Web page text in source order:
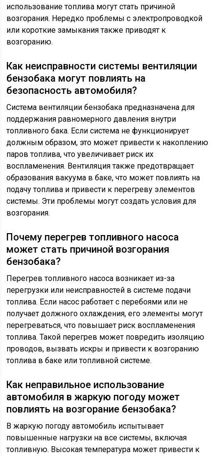
использование топлива могут стать причиной
возгорания. Нередко проблемы с электропроводкой
или короткие замыкания также приводят к
возгоранию.
Как неисправности системы вентиляции
бензобака могут повлиять на
безопасность автомобиля?
Система вентиляции бензобака предназначена для
поддержания равномерного давления внутри
топливного бака. Если система не функционирует
должным образом, это может привести к накоплению
паров топлива, что увеличивает риск их
воспламенения. Вентиляция также предотвращает
образования вакуума в баке, что может повлиять на
подачу топлива и привести к перегреву элементов
системы. Эти проблемы могут создать условия для
возгорания.
Почему перегрев топливного насоса
может стать причиной возгорания
бензобака?
Перегрев топливного насоса возникает из-за
перегрузки или неисправностей в системе подачи
топлива. Если насос работает с перебоями или не
получает должного охлаждения, его элементы могут
перегреваться, что повышает риск воспламенения
топлива. Такой перегрев может повредить изоляцию
проводов, вызвать искры и привести к возгоранию
топлива в баке или топливной системе.
Как неправильное использование
автомобиля в жаркую погоду может
повлиять на возгорание бензобака?
В жаркую погоду автомобиль испытывает
повышенные нагрузки на все системы, включая
топливную. Высокая температура может привести к